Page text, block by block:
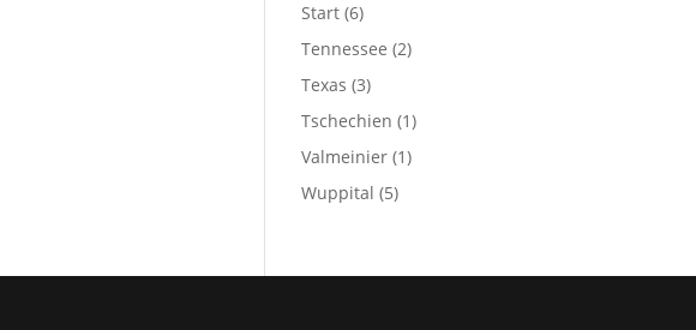
Start (6)
Tennessee (2)
Texas (3)
Tschechien (1)
Valmeinier (1)
Wuppital (5)